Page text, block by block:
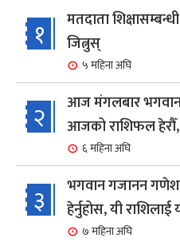
१
मतदाता
जित्नुस्
५ महिना अघि
२
आज मंगलबार भगवान
आजको राशिफल
६ महिना अघि
३
भगवान गजानन
हेर्नुहोस, यी
७ महिना अघि